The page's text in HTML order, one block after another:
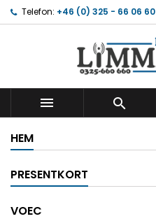
Telefon: +46 (0) 325 - 66 06 60
 
HEM
PRESENTKORT
VOEC